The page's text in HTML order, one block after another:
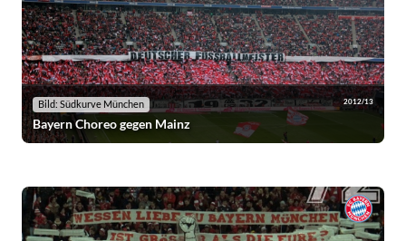
Bild: Südkurve München 2012/13
Bayern Choreo gegen Mainz